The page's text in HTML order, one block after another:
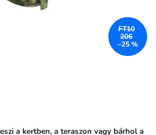
a kertben, a teraszon vagy bárhol a
FT10
206
–25 %